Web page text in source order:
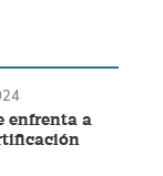
enfrenta a